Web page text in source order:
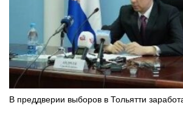
В преддверии выборов в Тольятти